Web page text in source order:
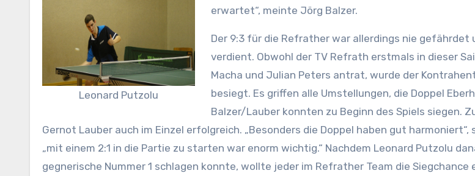
Leonard Putzolu
erwartet“, meinte Jörg Balzer.
Der 9:3 für die Refrather war allerdings nie gefährdet
verdient. Obwohl der TV Refrath erstmals in dieser
Macha und Julian Peters antrat, wurde der
besiegt. Es griffen alle Umstellungen, die Doppel
Balzer/Lauber konnten zu Beginn des Spiels siegen.
Gernot Lauber auch im Einzel erfolgreich. „Besonders die Doppel haben gut harmoniert“,
„mit einem 2:1 in die Partie zu starten war enorm wichtig.“ Nachdem Leonard Putzolu
gegnerische Nummer 1 schlagen konnte, wollte jeder im Refrather Team die Siegchance